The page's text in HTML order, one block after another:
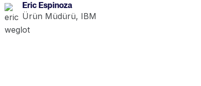
Eric Espinoza
Ürün Müdürü, IBM